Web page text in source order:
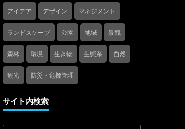
アイデア デザイン マネジメント
ランドスケープ 公園 地域 景観
森林 環境 生き物 生態系 自然
観光 防災・危機管理
サイト内検索